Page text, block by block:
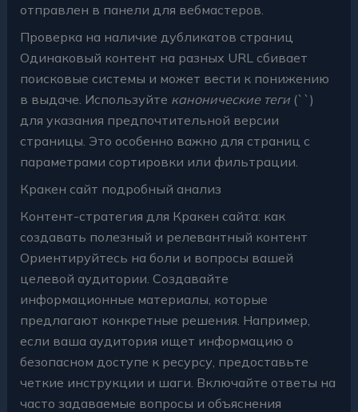
отправлен в панели для вебмастеров.
Проверка на наличие дубликатов страниц
Одинаковый контент на разных URL сбивает
поисковые системы и может вести к понижению
в выдаче. Используйте канонические теги(` `)
для указания предпочтительной версии
страницы. Это особенно важно для страниц с
параметрами сортировки или фильтрации.
Кракен сайт подробный анализ
Контент-стратегия для Кракен сайта: как
создавать полезный и релевантный контент
Ориентируйтесь на боли и вопросы вашей
целевой аудитории. Создавайте
информационные материалы, которые
предлагают конкретные решения. Например,
если ваша аудитория ищет информацию о
безопасном доступе к ресурсу, предоставьте
четкие инструкции и шаги. Включайте ответы на
часто задаваемые вопросы и объяснения